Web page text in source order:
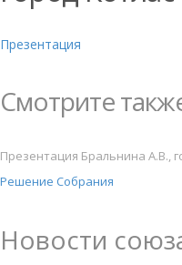
Презентация
Смотрите
Презентация Бральнина А.В.,
Решение Собрания
Новости